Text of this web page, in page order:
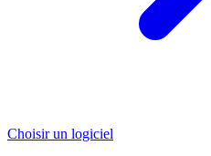
Choisir un logiciel